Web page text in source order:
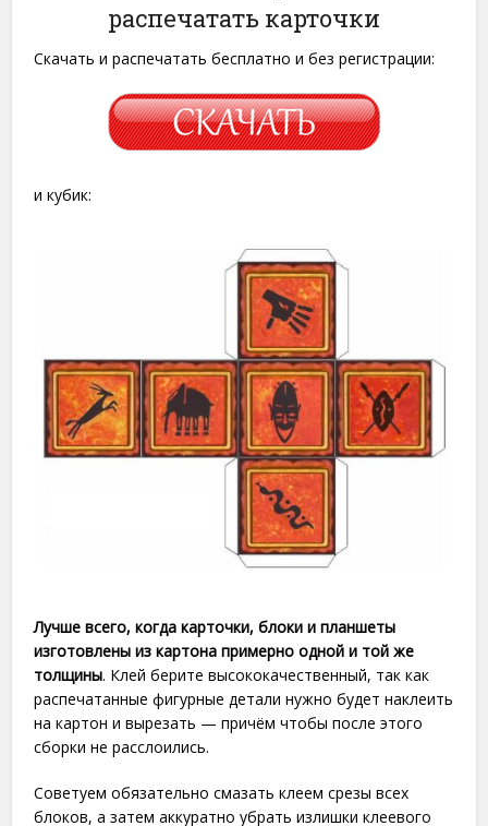
распечатать карточки
Скачать и распечатать бесплатно и без регистрации:
и кубик:
Лучше всего, когда карточки, блоки и планшеты
изготовлены из картона примерно одной и той же
толщины. Клей берите высококачественный, так как
распечатанные фигурные детали нужно будет наклеить
на картон и вырезать — причём чтобы после этого
сборки не расслоились.
Советуем обязательно смазать клеем срезы всех
блоков, а затем аккуратно убрать излишки клеевого